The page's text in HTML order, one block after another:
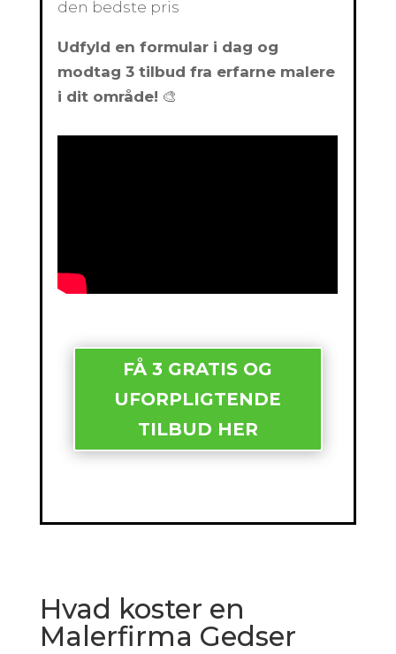
den bedste pris
Udfyld en formular i dag og
modtag 3 tilbud fra erfarne malere
i dit område! 🎨
FÅ 3 GRATIS OG
UFORPLIGTENDE
TILBUD HER
Hvad koster en
Malerfirma Gedser